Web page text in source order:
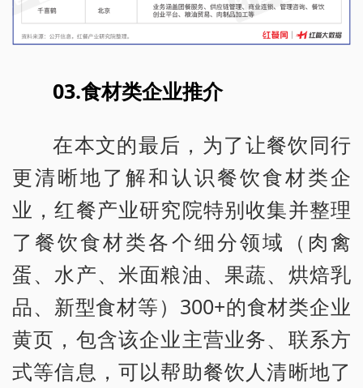
03.食材类企业推介
在本文的最后，为了让餐饮同行
更清晰地了解和认识餐饮食材类企
业，红餐产业研究院特别收集并整理
了餐饮食材类各个细分领域（肉禽
蛋、水产、米面粮油、果蔬、烘焙乳
品、新型食材等）300+的食材类企业
黄页，包含该企业主营业务、联系方
式等信息，可以帮助餐饮人清晰地了